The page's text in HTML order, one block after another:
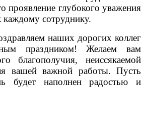
проявление глубокого уважения
сотруднику.
наших дорогих коллег
праздником! Желаем вам
благополучия, неиссякаемой
вашей важной работы. Пусть
будет наполнен радостью и